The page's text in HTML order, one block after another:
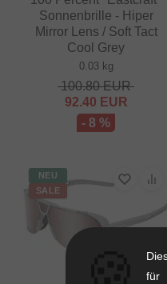
Sonnenbrille - Hiper
Mirror Lens / Soft Tact
Cool Grey
0.03 kg
100.80EUR
92.40 EUR
- 8 %
NEU
SALE
für